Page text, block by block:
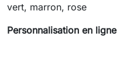
vert, marron, rose
Personnalisation en ligne